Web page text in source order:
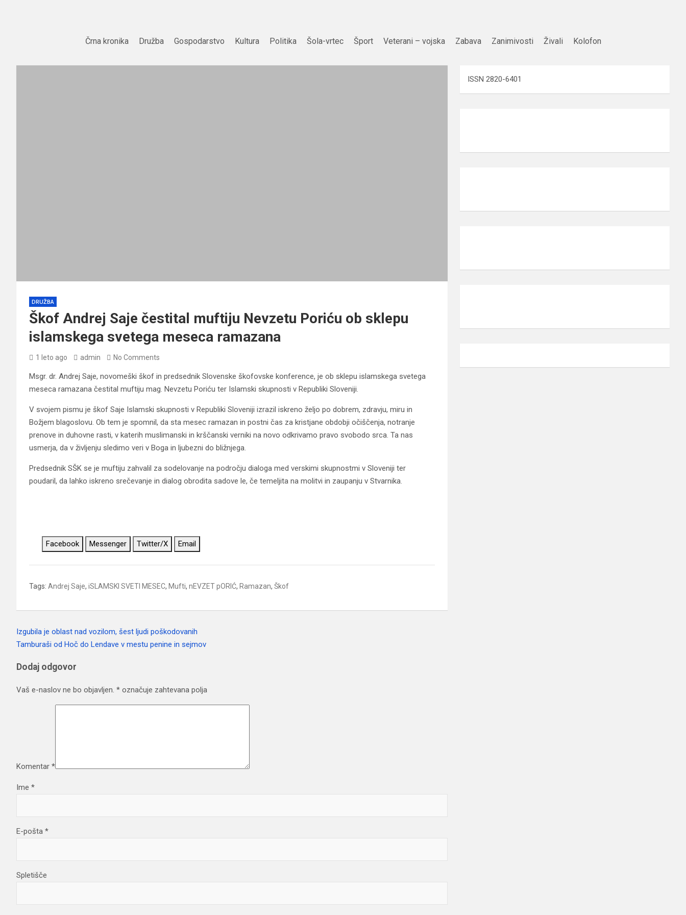
Črna kronika Družba Gospodarstvo Kultura Politika Šola-vrtec Šport Veterani – vojska Zabava Zanimivosti Živali Kolofon
DRUŽBA
Škof Andrej Saje čestital muftiju Nevzetu Poriću ob sklepu
islamskega svetega meseca ramazana
1 leto ago admin No Comments
Msgr. dr. Andrej Saje, novomeški škof in predsednik Slovenske škofovske konference, je ob sklepu islamskega svetega
meseca ramazana čestital muftiju mag. Nevzetu Poriću ter Islamski skupnosti v Republiki Sloveniji.
V svojem pismu je škof Saje Islamski skupnosti v Republiki Sloveniji izrazil iskreno željo po dobrem, zdravju, miru in
Božjem blagoslovu. Ob tem je spomnil, da sta mesec ramazan in postni čas za kristjane obdobji očiščenja, notranje
prenove in duhovne rasti, v katerih muslimanski in krščanski verniki na novo odkrivamo pravo svobodo srca. Ta nas
usmerja, da v življenju sledimo veri v Boga in ljubezni do bližnjega.
Predsednik SŠK se je muftiju zahvalil za sodelovanje na področju dialoga med verskimi skupnostmi v Sloveniji ter
poudaril, da lahko iskreno srečevanje in dialog obrodita sadove le, če temeljita na molitvi in zaupanju v Stvarnika.
Facebook Messenger Twitter/X Email
Tags: Andrej Saje, iSLAMSKI SVETI MESEC, Mufti, nEVZET pORIĆ, Ramazan, Škof
Navigacija
Izgubila je oblast nad vozilom, šest ljudi poškodovanih
Tamburaši od Hoč do Lendave v mestu penine in sejmov
Dodaj odgovor
Vaš e-naslov ne bo objavljen. * označuje zahtevana polja
Komentar *
Ime *
E-pošta *
Spletišče
ISSN 2820-6401